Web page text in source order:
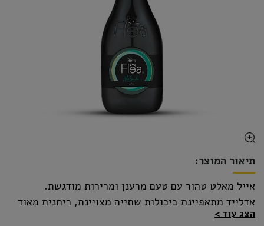
תיאור המוצר:
אייל מאלט טהור עם טעם מרענן ומרירות מודגשת.
אדלייד מתאפיינת ביכולות שתייה מצויינת, ריחנית מאוד
עם ניחוחות של הדרים וחיטה טרייה שניתן על ידי כשות
הצג עוד